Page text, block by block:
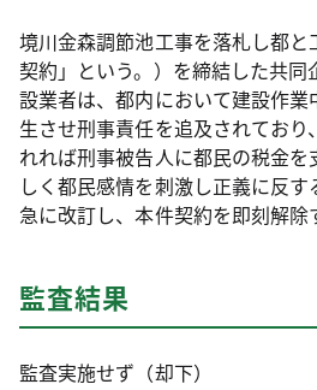
境川金森調節池工事を落札し都
契約」という。）を締結した共
設業者は、都内において建設作
生させ刑事責任を追及されており
れれば刑事被告人に都民の税金
しく都民感情を刺激し正義に反
急に改訂し、本件契約を即刻解除
監査結果
監査実施せず（却下）